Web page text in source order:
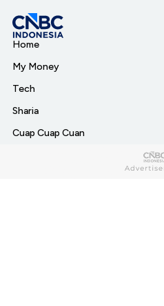
Home
My Money
Tech
Sharia
Cuap Cuap Cuan